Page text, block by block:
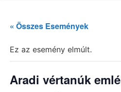
« Összes Események
Ez az esemény elmúlt.
Aradi vértanúk